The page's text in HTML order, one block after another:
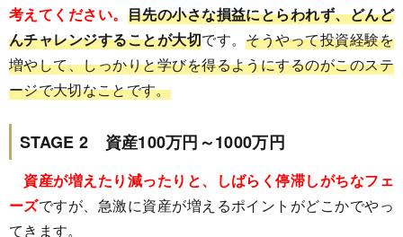
考えてください。 目先の小さな損益にとらわれず、どんど
んチャレンジすることが大切です。そうやって投資経験を
増やして、しっかりと学びを得るようにするのがこのステ
ージで大切なことです。
STAGE 2 資産100万円～1000万円
資産が増えたり減ったりと、しばらく停滞しがちなフェ
ーズですが、急激に資産が増えるポイントがどこかでやっ
てきます。